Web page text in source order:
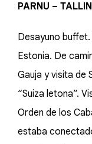
PARNU –
Desayuno
Estonia. De
Gauja y visita de
“Suiza letona”.
Orden de los
estaba